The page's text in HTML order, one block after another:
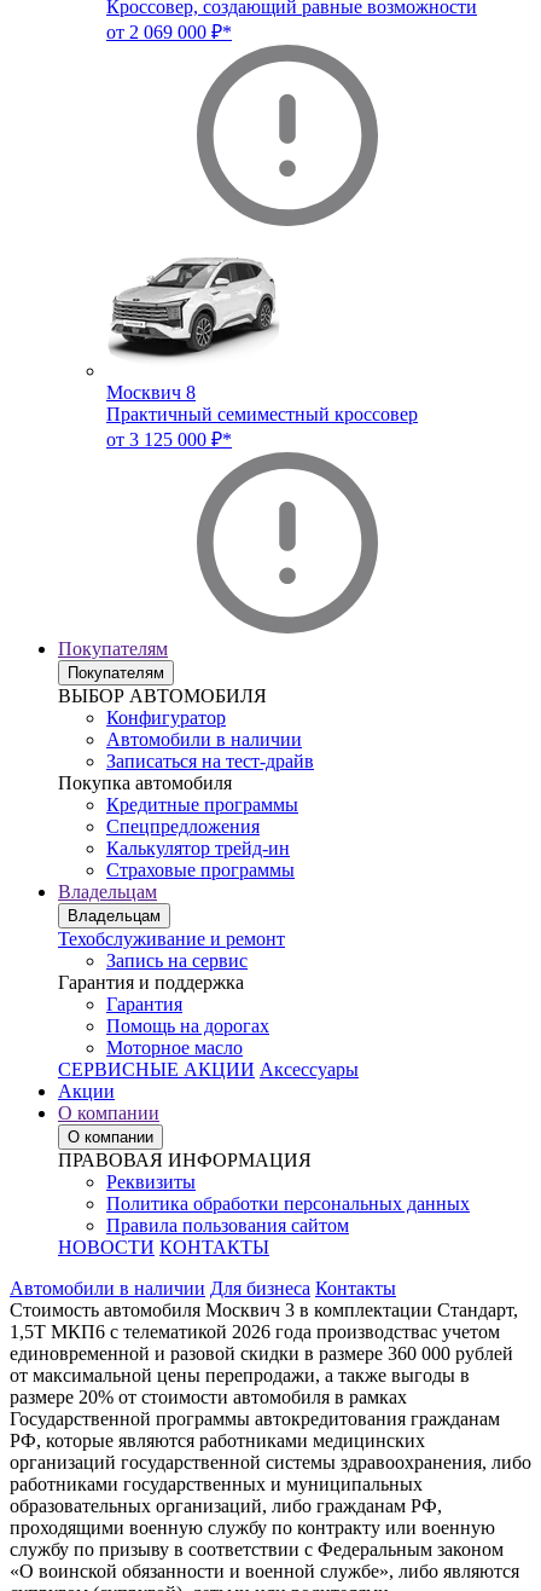
Кроссовер, создающий равные возможности
от 2 069 000 ₽*
Москвич 8
Практичный семиместный кроссовер
от 3 125 000 ₽*
Покупателям
Покупателям
ВЫБОР АВТОМОБИЛЯ
Конфигуратор
Автомобили в наличии
Записаться на тест-драйв
Покупка автомобиля
Кредитные программы
Спецпредложения
Калькулятор трейд-ин
Страховые программы
Владельцам
Владельцам
Техобслуживание и ремонт
Запись на сервис
Гарантия и поддержка
Гарантия
Помощь на дорогах
Моторное масло
СЕРВИСНЫЕ АКЦИИ Аксессуары
Акции
О компании
О компании
ПРАВОВАЯ ИНФОРМАЦИЯ
Реквизиты
Политика обработки персональных данных
Правила пользования сайтом
НОВОСТИ КОНТАКТЫ
Автомобили в наличии Для бизнеса Контакты
Стоимость автомобиля Москвич 3 в комплектации Стандарт,
1,5Т МКП6 с телематикой 2026 года производствас учетом
единовременной и разовой скидки в размере 360 000 рублей
от максимальной цены перепродажи, а также выгоды в
размере 20% от стоимости автомобиля в рамках
Государственной программы автокредитования гражданам
РФ, которые являются работниками медицинских
организаций государственной системы здравоохранения, либо
работниками государственных и муниципальных
образовательных организаций, либо гражданам РФ,
проходящими военную службу по контракту или военную
службу по призыву в соответствии с Федеральным законом
«О воинской обязанности и военной службе», либо являются